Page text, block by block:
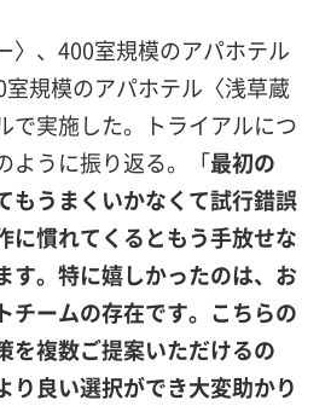
〉、400室規模のアパホテル
室規模のアパホテル〈浅草蔵
で実施した。トライアルにつ
ように振り返る。「最初の
もうまくいかなくて試行錯誤
に慣れてくるともう手放せな
す。特に嬉しかったのは、お
チームの存在です。こちらの
を複数ご提案いただけるの
り良い選択ができ大変助かり